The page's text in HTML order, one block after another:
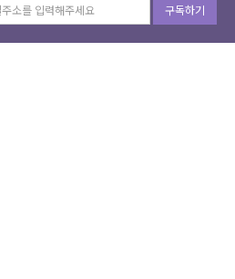
구독하기